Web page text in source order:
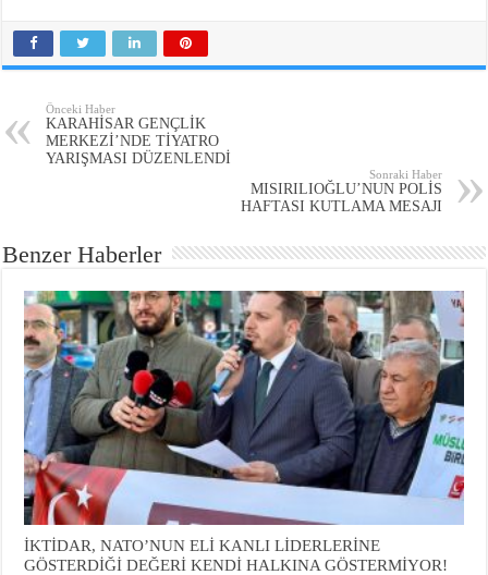
Önceki Haber
KARAHİSAR GENÇLİK
MERKEZİ’NDE TİYATRO
YARIŞMASI DÜZENLENDİ
Sonraki Haber
MISIRILIOĞLU’NUN POLİS
HAFTASI KUTLAMA MESAJI
Benzer Haberler
İKTİDAR, NATO’NUN ELİ KANLI LİDERLERİNE
GÖSTERDİĞİ DEĞERİ KENDİ HALKINA GÖSTERMİYOR!